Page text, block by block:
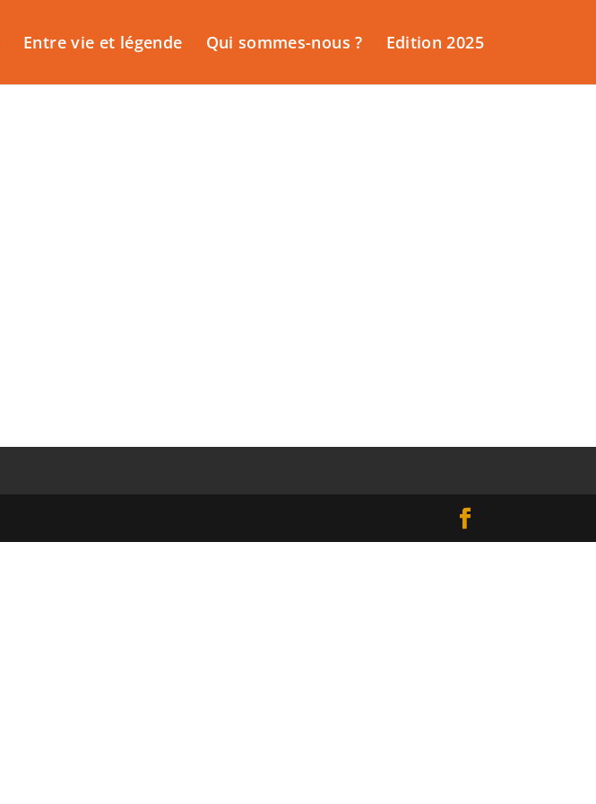
Entre vie et légende Qui sommes-nous ? Edition 2025